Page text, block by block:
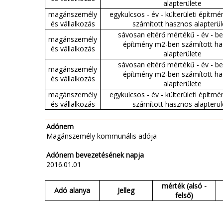
alapterülete
magánszemély
és vállalkozás
egykulcsos - év - külterületi
számított hasznos
magánszemély
és vállalkozás
sávosan eltérő mértékű - év -
építmény m2-ben számított
alapterülete
magánszemély
és vállalkozás
sávosan eltérő mértékű - év -
építmény m2-ben számított
alapterülete
magánszemély
és vállalkozás
egykulcsos - év - külterületi
számított hasznos
Adónem
Magánszemély kommunális adója
Adónem bevezetésének napja
2016.01.01
Adó alanya Jelleg
mérték (alsó -
felső)